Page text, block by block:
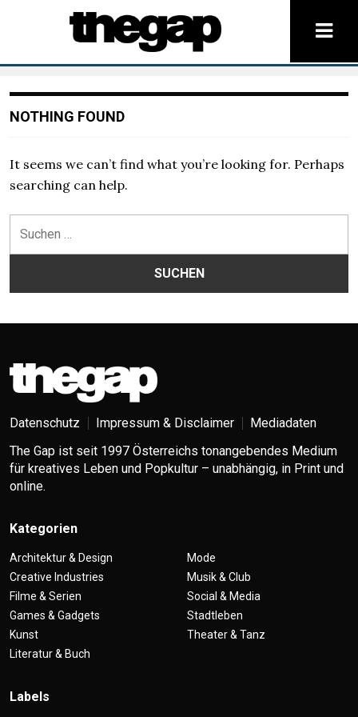
NOTHING FOUND
It seems we can’t find what you’re looking for. Perhaps
searching can help.
nach:
Datenschutz Impressum & Disclaimer
Mediadaten
The Gap ist seit 1997 Österreichs tonangebendes Medium
für kreatives Leben und Popkultur – unabhängig, in Print und
online.
Kategorien
Architektur & Design
Creative Industries
Filme & Serien
Games & Gadgets
Kunst
Literatur & Buch
Mode
Musik & Club
Social & Media
Stadtleben
Theater & Tanz
Labels